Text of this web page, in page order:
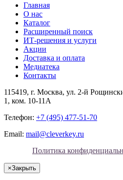
Главная
О нас
Каталог
Расширенный поиск
ИТ-решения и услуги
Акции
Доставка и оплата
Медиатека
Контакты
115419, г. Москва, ул. 2-й
1, ком. 10-11А
Телефон: +7 (495) 477-51-70
Email: mail@cleverkey.ru
Политика
×Закрыть